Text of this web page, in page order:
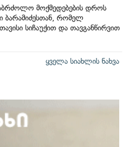
მოქმედებების დროს
ბარამიძესთან, რომელ
სიჩაუქით და თავგანწირვით
ყველა სიახლის ნახვა